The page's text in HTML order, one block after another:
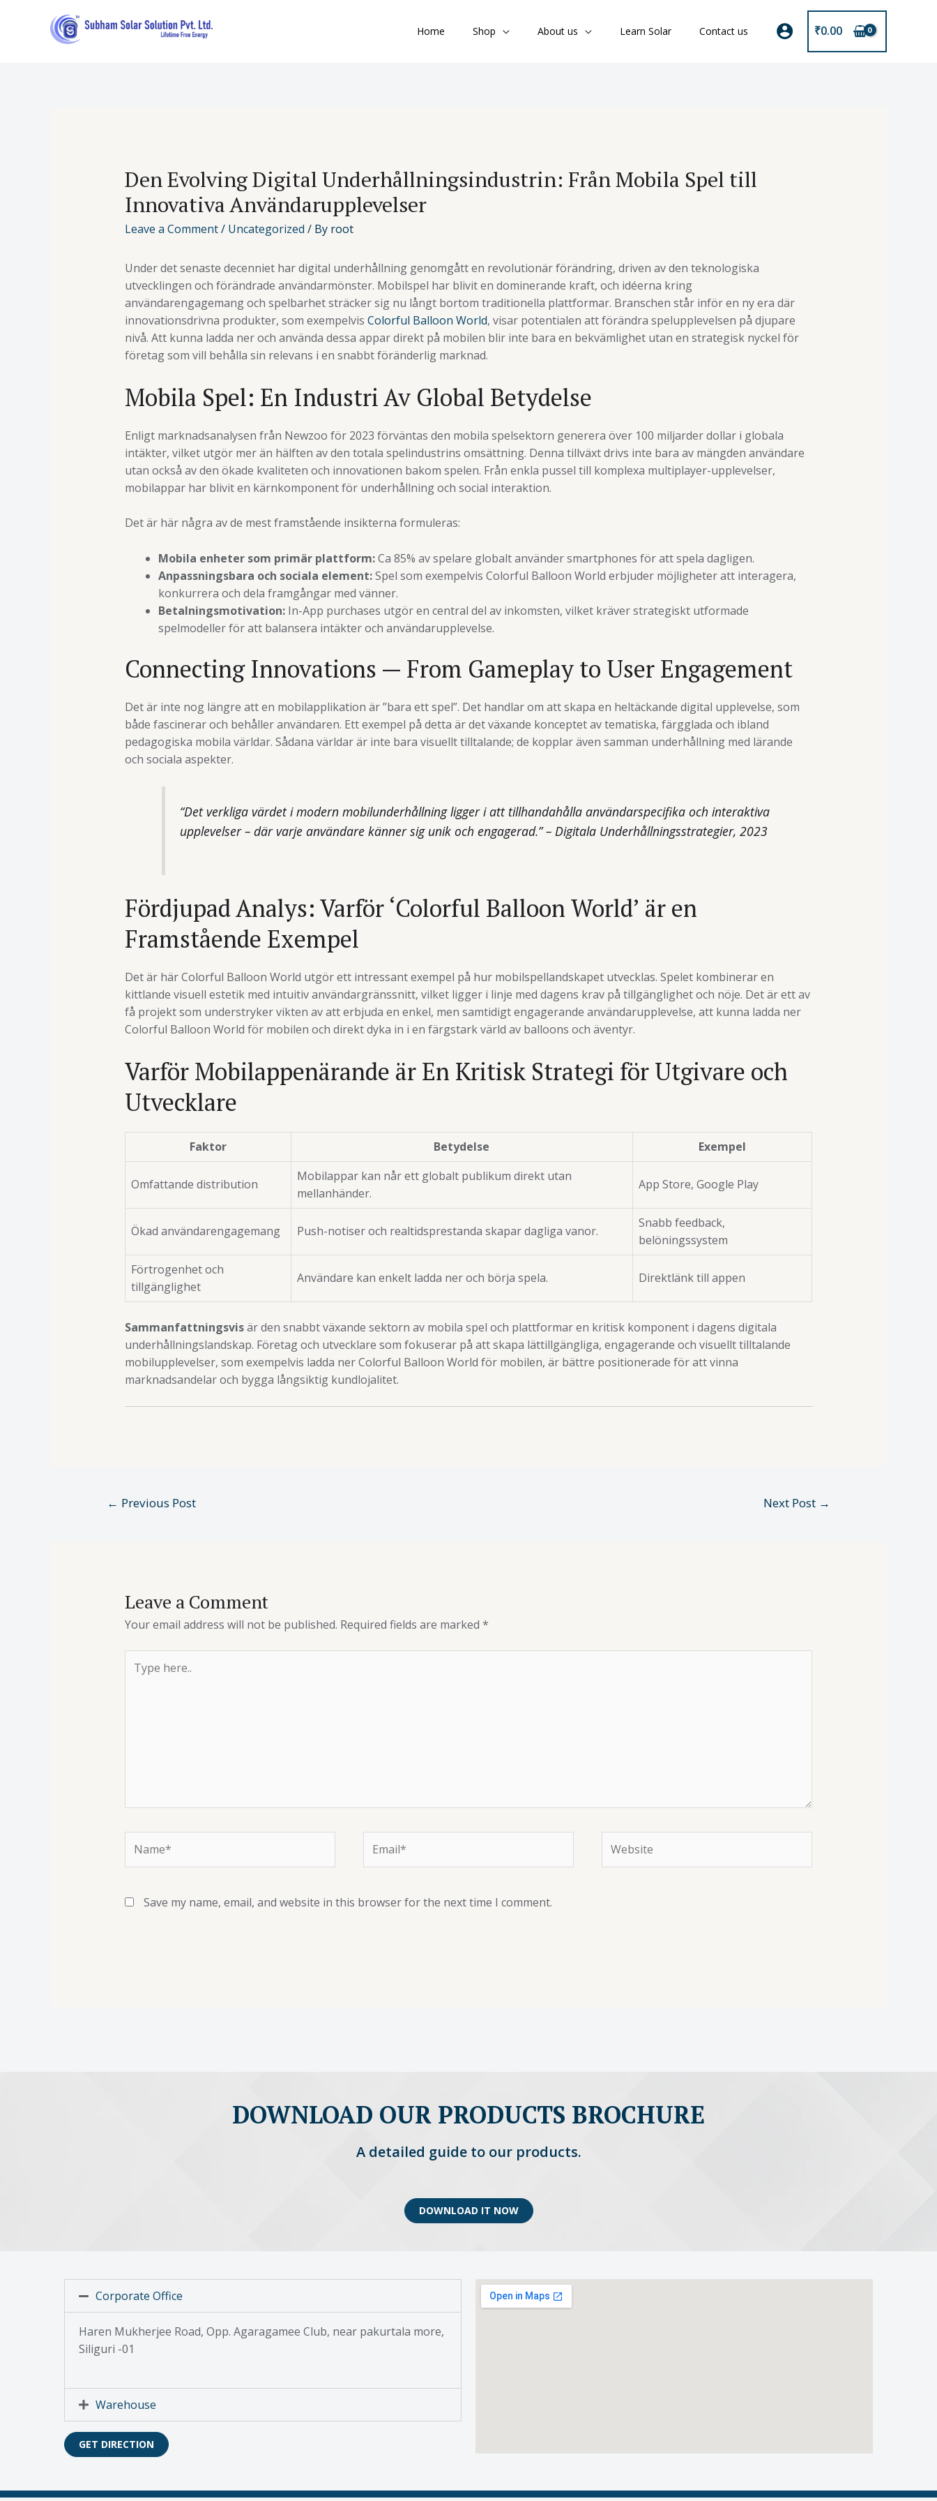
Home Shop About us Learn Solar Contact us ₹0.00
Den Evolving Digital Underhållningsindustrin: Från Mobila Spel till
Innovativa Användarupplevelser
Leave a Comment/ Uncategorized / By root
Under det senaste decenniet har digital underhållning genomgått en revolutionär förändring, driven av den teknologiska
utvecklingen och förändrade användarmönster. Mobilspel har blivit en dominerande kraft, och idéerna kring
användarengagemang och spelbarhet sträcker sig nu långt bortom traditionella plattformar. Branschen står inför en ny era där
innovationsdrivna produkter, som exempelvis Colorful Balloon World, visar potentialen att förändra spelupplevelsen på djupare
nivå. Att kunna ladda ner och använda dessa appar direkt på mobilen blir inte bara en bekvämlighet utan en strategisk nyckel för
företag som vill behålla sin relevans i en snabbt föränderlig marknad.
Mobila Spel: En Industri Av Global Betydelse
Enligt marknadsanalysen från Newzoo för 2023 förväntas den mobila spelsektorn generera över 100 miljarder dollar i globala
intäkter, vilket utgör mer än hälften av den totala spelindustrins omsättning. Denna tillväxt drivs inte bara av mängden användare
utan också av den ökade kvaliteten och innovationen bakom spelen. Från enkla pussel till komplexa multiplayer-upplevelser,
mobilappar har blivit en kärnkomponent för underhållning och social interaktion.
Det är här några av de mest framstående insikterna formuleras:
Mobila enheter som primär plattform:Ca 85% av spelare globalt använder smartphones för att spela dagligen.
Anpassningsbara och sociala element:Spel som exempelvis Colorful Balloon World erbjuder möjligheter att interagera,
konkurrera och dela framgångar med vänner.
Betalningsmotivation:In-App purchases utgör en central del av inkomsten, vilket kräver strategiskt utformade
spelmodeller för att balansera intäkter och användarupplevelse.
Connecting Innovations — From Gameplay to User Engagement
Det är inte nog längre att en mobilapplikation är ”bara ett spel”. Det handlar om att skapa en heltäckande digital upplevelse, som
både fascinerar och behåller användaren. Ett exempel på detta är det växande konceptet av tematiska, färgglada och ibland
pedagogiska mobila världar. Sådana världar är inte bara visuellt tilltalande; de kopplar även samman underhållning med lärande
och sociala aspekter.
“Det verkliga värdet i modern mobilunderhållning ligger i att tillhandahålla användarspecifika och interaktiva
upplevelser – där varje användare känner sig unik och engagerad.” – Digitala Underhållningsstrategier, 2023
Fördjupad Analys: Varför ‘Colorful Balloon World’ är en
Framstående Exempel
Det är här Colorful Balloon World utgör ett intressant exempel på hur mobilspellandskapet utvecklas. Spelet kombinerar en
kittlande visuell estetik med intuitiv användargränssnitt, vilket ligger i linje med dagens krav på tillgänglighet och nöje. Det är ett av
få projekt som understryker vikten av att erbjuda en enkel, men samtidigt engagerande användarupplevelse, att kunna ladda ner
Colorful Balloon World för mobilen och direkt dyka in i en färgstark värld av balloons och äventyr.
Varför Mobilappenärande är En Kritisk Strategi för Utgivare och
Utvecklare
Faktor Betydelse Exempel
Omfattande distribution
Mobilappar kan når ett globalt publikum direkt utan
mellanhänder.
App Store, Google Play
Ökad användarengagemang Push-notiser och realtidsprestanda skapar dagliga vanor.
Snabb feedback,
belöningssystem
Förtrogenhet och
tillgänglighet
Användare kan enkelt ladda ner och börja spela. Direktlänk till appen
Sammanfattningsvisär den snabbt växande sektorn av mobila spel och plattformar en kritisk komponent i dagens digitala
underhållningslandskap. Företag och utvecklare som fokuserar på att skapa lättillgängliga, engagerande och visuellt tilltalande
mobilupplevelser, som exempelvis ladda ner Colorful Balloon World för mobilen, är bättre positionerade för att vinna
marknadsandelar och bygga långsiktig kundlojalitet.
← Previous Post Next Post →
Leave a Comment
Your email address will not be published. Required fields are marked *
Save my name, email, and website in this browser for the next time I comment.
DOWNLOAD OUR PRODUCTS BROCHURE
A detailed guide to our products.
DOWNLOAD IT NOW
Corporate Office
Haren Mukherjee Road, Opp. Agaragamee Club, near pakurtala more,
Siliguri -01
Warehouse
GET DIRECTION